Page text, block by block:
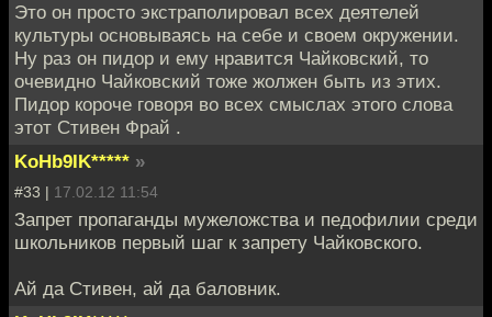
Это он просто экстраполировал всех деятелей
культуры основываясь на себе и своем окружении.
Ну раз он пидор и ему нравится Чайковский, то
очевидно Чайковский тоже жолжен быть из этих.
Пидор короче говоря во всех смыслах этого слова
этот Стивен Фрай .
KoHb9IK***** »
#33 | 17.02.12 11:54
Запрет пропаганды мужеложства и педофилии среди
школьников первый шаг к запрету Чайковского.
Ай да Стивен, ай да баловник.